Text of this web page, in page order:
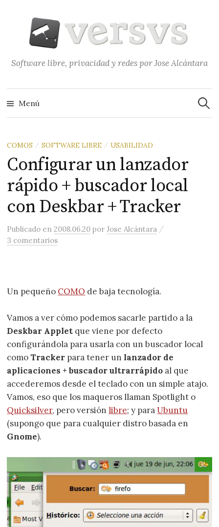
contenido
Software libre, privacidad y redes por Jose Alcántara
Menú
COMOS / SOFTWARE LIBRE / USABILIDAD
Configurar un lanzador
rápido + buscador local
con Deskbar + Tracker
Publicado en2008.06.20 porJose Alcántara /
3 comentarios
Un pequeño COMO de baja tecnología.
Vamos a ver cómo podemos sacarle partido a la
Deskbar Applet que viene por defecto
configurándola para usarla con un buscador local
comoTracker para tener un lanzador de
aplicaciones + buscador ultrarrápido al que
accederemos desde el teclado con un simple atajo.
Vamos, eso que los maqueros llaman Spotlight o
Quicksilver, pero versiónlibre; y paraUbuntu
(supongo que para cualquier distro basada en
Gnome).